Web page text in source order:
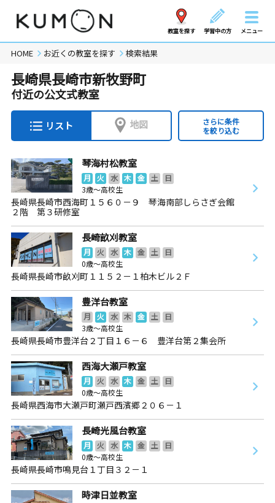
教室を探す 学習中の方 メニュー
HOME お近くの教室を探す 検索結果
長崎県長崎市新牧野町
付近の公文式教室
リスト 地図
さらに条件
を絞り込む
琴海村松教室
月 火 水 木 金 土
日
3歳～高校生
長崎県長崎市西海町１５６０－９ 琴海南部しらさぎ会館
２階 第３研修室
長崎畝刈教室
月 火 水 木 金 土
日
0歳～高校生
長崎県長崎市畝刈町１１５２－１柏木ビル２Ｆ
豊洋台教室
月 火 水 木 金 土
日
3歳～高校生
長崎県長崎市豊洋台２丁目１６－６ 豊洋台第２集会所
西海大瀬戸教室
月 火 水 木 金 土
日
0歳～高校生
長崎県西海市大瀬戸町瀬戸西濱郷２０６－１
長崎光風台教室
月 火 水 木 金 土
日
0歳～高校生
長崎県長崎市鳴見台１丁目３２－１
時津日並教室